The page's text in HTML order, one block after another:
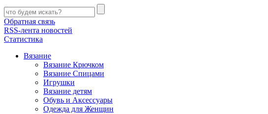
Обратная связь
RSS-лента новостей
Статистика
Вязание
Вязание Крючком
Вязание Спицами
Игрушки
Вязание детям
Обувь и Аксессуары
Одежда для Женщин